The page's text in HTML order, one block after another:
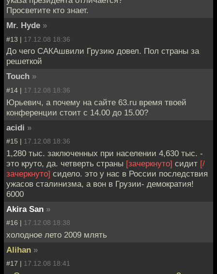
Просветите кто знает.
Mr. Hyde »
#13 | 17.12.08 18:36
До чего САКАшвили Грузию довел. Пол страны за
решеткой
Touch »
#14 | 17.12.08 18:36
Юрьевич, а почему на сайте 63.ru время твоей
конференции стоит с 14.00 до 15.00?
acidi »
#15 | 17.12.08 18:36
1,280 тыс. заключенных при населении 4,630 тыс. -
это круто, да. четверть страны [зачеркнуто] сидит [/
зачеркнуто] сидело. это у нас в России последствия
ужасов сталинизма, а вон в Грузии- демократия!
6000
Akira San »
#16 | 17.12.08 18:38
холодное лето 2009 млять
Alihan »
#17 | 17.12.08 18:41